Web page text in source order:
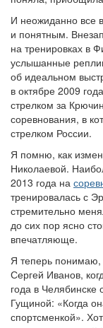
И неожиданно все
и понятным.
на тренировках в
услышанные
об идеальном
в октябре 2009
стрелком за
соревнования, в
стрелком России.
Я помню, как
Николаевой.
2013 года на
тренировалась с
стремительно
до сих пор ясно
впечатляюще.
Я теперь понимаю,
Сергей Иванов,
года в
Гущиной: «Когда
спортсменкой».